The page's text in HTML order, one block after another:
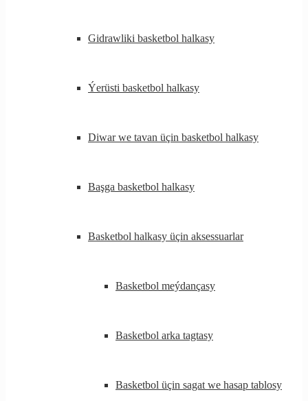
Gidrawliki basketbol halkasy
Ýerüsti basketbol halkasy
Diwar we tavan üçin basketbol halkasy
Başga basketbol halkasy
Basketbol halkasy üçin aksessuarlar
Basketbol meýdançasy
Basketbol arka tagtasy
Basketbol üçin sagat we hasap tablosy